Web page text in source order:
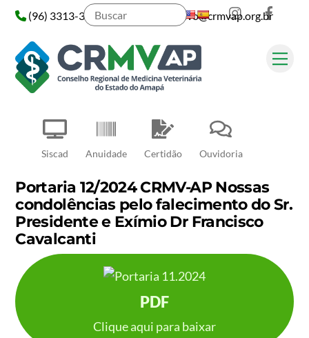
Skip
content
Siscad Anuidade Certidão Ouvidoria
Instagram
(96) 3313-3313
administrativo@crmvap.org.br
Pesquisar
Portaria 12/2024 CRMV-AP Nossas
condolências pelo falecimento do Sr.
Presidente e Exímio Dr Francisco
Cavalcanti
PDF
Clique aqui para baixar